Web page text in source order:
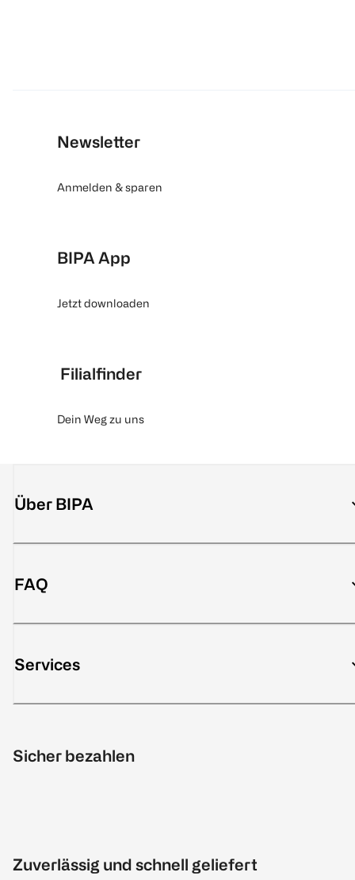
Newsletter
Anmelden & sparen
BIPA App
Jetzt downloaden
Filialfinder
Dein Weg zu uns
Über BIPA
FAQ
Services
Sicher bezahlen
Zuverlässig und schnell geliefert